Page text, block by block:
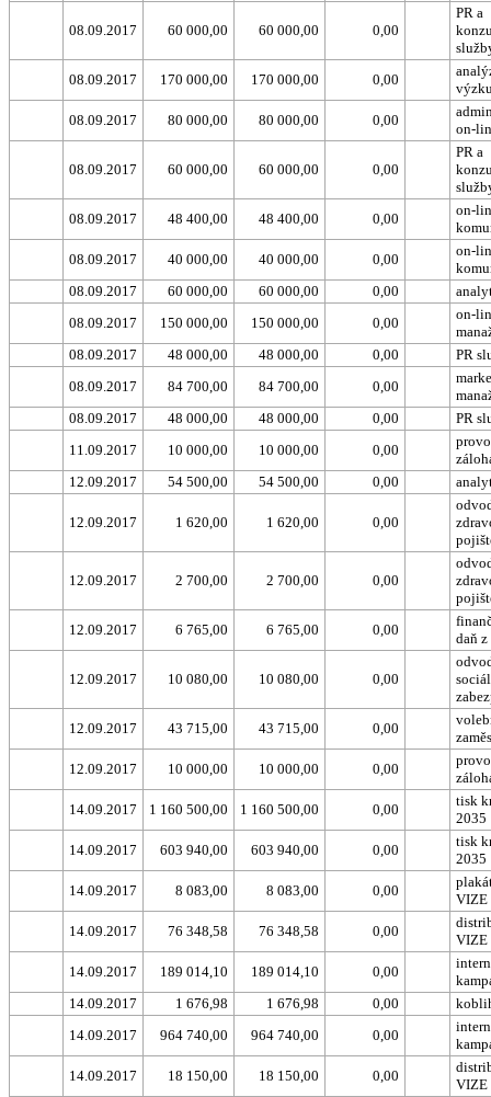
08.09.2017 60 000,00 60 000,00 0,00
PR a
08.09.2017
170 000,00 170 000,00 0,00
08.09.2017
80 000,00 80 000,00 0,00
on-
08.09.2017 60 000,00 60 000,00 0,00
PR a
08.09.2017
48 400,00 48 400,00 0,00
on-
08.09.2017
40 000,00 40 000,00 0,00
on-
08.09.2017
60 000,00 60 000,00 0,00
08.09.2017
150 000,00 150 000,00 0,00
on-
08.09.2017
48 000,00 48 000,00 0,00
PR
08.09.2017
84 700,00 84 700,00 0,00
08.09.2017
48 000,00 48 000,00 0,00
PR
11.09.2017
10 000,00 10 000,00 0,00
12.09.2017
54 500,00 54 500,00 0,00
12.09.2017 1 620,00 1 620,00 0,00
12.09.2017 2 700,00 2 700,00 0,00
12.09.2017
6 765,00 6 765,00 0,00
daň
12.09.2017 10 080,00 10 080,00 0,00
12.09.2017
43 715,00 43 715,00 0,00
12.09.2017
10 000,00 10 000,00 0,00
14.09.2017
1 160 500,00 1 160 500,00 0,00
tisk
2035
14.09.2017
603 940,00 603 940,00 0,00
tisk
2035
14.09.2017
8 083,00 8 083,00 0,00
VIZE
14.09.2017
76 348,58 76 348,58 0,00
VIZE
14.09.2017
189 014,10 189 014,10 0,00
14.09.2017
1 676,98 1 676,98 0,00
14.09.2017
964 740,00 964 740,00 0,00
14.09.2017
18 150,00 18 150,00 0,00
VIZE